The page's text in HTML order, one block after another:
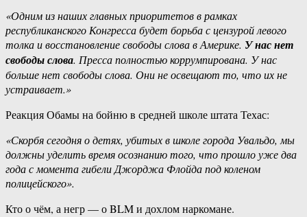
«Одним из наших главных приоритетов в рамках
республиканского Конгресса будет борьба с цензурой левого
толка и восстановление свободы слова в Америке. У нас нет
свободы слова. Пресса полностью коррумпирована. У нас
больше нет свободы слова. Они не освещают то, что их не
устраивает.»
Реакция Обамы на бойню в средней школе штата Техас:
«Скорбя сегодня о детях, убитых в школе города Увальдо, мы
должны уделить время осознанию того, что прошло уже два
года с момента гибели Джорджа Флойда под коленом
полицейского».
Кто о чём, а негр — о BLM и дохлом наркомане.